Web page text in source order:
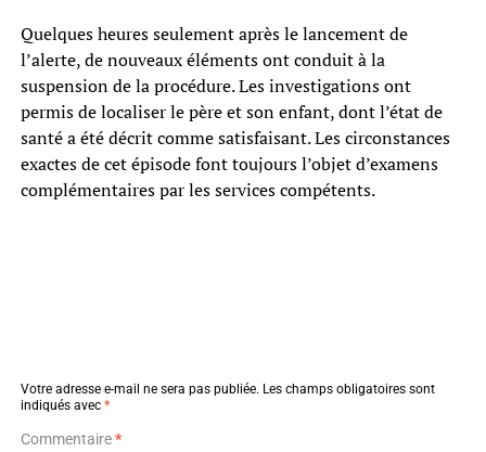
Quelques heures seulement après le lancement de
l’alerte, de nouveaux éléments ont conduit à la
suspension de la procédure. Les investigations ont
permis de localiser le père et son enfant, dont l’état de
santé a été décrit comme satisfaisant. Les circonstances
exactes de cet épisode font toujours l’objet d’examens
complémentaires par les services compétents.
Votre adresse e-mail ne sera pas publiée. Les champs obligatoires sont
indiqués avec *
Commentaire*